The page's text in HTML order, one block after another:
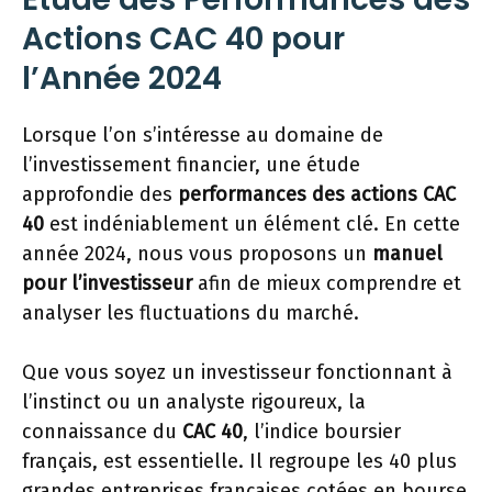
Actions CAC 40 pour
l’Année 2024
Lorsque l’on s’intéresse au domaine de
l’investissement financier, une étude
approfondie des performances des actions CAC
40 est indéniablement un élément clé. En cette
année 2024, nous vous proposons un manuel
pour l’investisseurafin de mieux comprendre et
analyser les fluctuations du marché.
Que vous soyez un investisseur fonctionnant à
l’instinct ou un analyste rigoureux, la
connaissance du CAC 40, l’indice boursier
français, est essentielle. Il regroupe les 40 plus